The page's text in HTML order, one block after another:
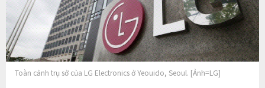
Toàn cảnh trụ sở của LG Electronics ở Yeouido, Seoul. [Ảnh=LG]